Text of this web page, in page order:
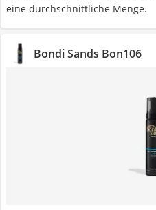
eine durchschnittliche Menge.
Bondi Sands ‎Bon106